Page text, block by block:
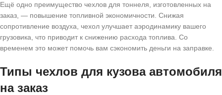
Ещё одно преимущество чехлов для тоннеля, изготовленных на
заказ, — повышение топливной экономичности. Снижая
сопротивление воздуха, чехол улучшает аэродинамику вашего
грузовика, что приводит к снижению расхода топлива. Со
временем это может помочь вам сэкономить деньги на заправке.
Типы чехлов для кузова автомобиля
на заказ